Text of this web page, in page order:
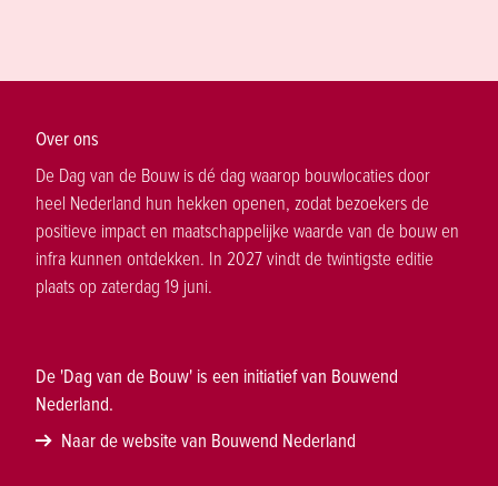
Over ons
De Dag van de Bouw is dé dag waarop bouwlocaties door
heel Nederland hun hekken openen, zodat bezoekers de
positieve impact en maatschappelijke waarde van de bouw en
infra kunnen ontdekken. In 2027 vindt de twintigste editie
plaats op zaterdag 19 juni.
De 'Dag van de Bouw' is een initiatief van Bouwend
Nederland.
Naar de website van Bouwend Nederland